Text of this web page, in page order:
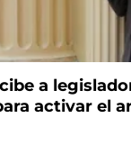
a
activar el